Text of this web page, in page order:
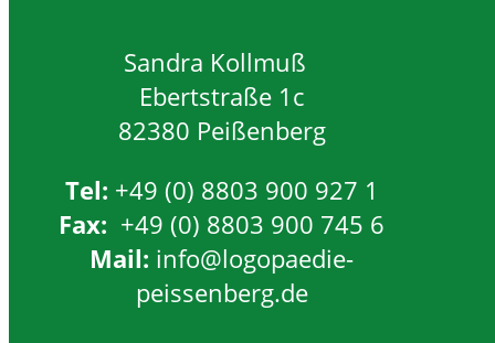
Sandra Kollmuß
Ebertstraße 1c
82380 Peißenberg
Tel: +49 (0) 8803 900 927 1
Fax: +49 (0) 8803 900 745 6
Mail: info@logopaedie-
peissenberg.de